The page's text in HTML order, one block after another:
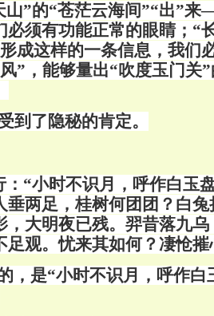
山”的“苍茫云海间”“出”
必须有功能正常的眼睛；“
成这样的一条信息，我们
”，能够量出“吹度玉门关
到了隐秘的肯定。
：“小时不识月，呼作白玉
垂两足，桂树何团团？白
，大明夜已残。羿昔落九
足观。忧来其如何？凄怆摧
，是“小时不识月，呼作白